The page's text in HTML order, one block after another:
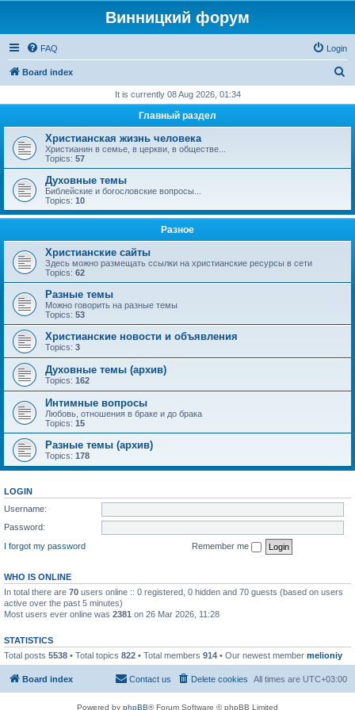
Винницкий форум
FAQ Login
Board index
r
h
It is currently 08 Aug 2026, 01:34
Главный раздел
Христианская жизнь человека
Христианин в семье, в церкви, в обществе...
Topics: 57
Духовные темы
Библейские и богословские вопросы...
Topics: 10
Разное
Христианские сайты
Здесь можно размещать ссылки на христианские ресурсы в сети
Topics: 62
Разные темы
Можно говорить на разные темы
Topics: 53
Христианские новости и объявления
Topics: 3
Духовные темы (архив)
Topics: 162
Интимные вопросы
Любовь, отношения в браке и до брака
Topics: 15
Разные темы (архив)
Topics: 178
LOGIN
Username:
Password:
I forgot my password
Remember me
WHO IS ONLINE
In total there are 70 users online :: 0 registered, 0 hidden and 70 guests (based on users
active over the past 5 minutes)
Most users ever online was 2381 on 26 Mar 2026, 11:28
STATISTICS
Total posts 5538 • Total topics 822 • Total members 914 • Our newest member melioniy
Board index All times are UTC+03:00
Delete cookies
Contact us
Powered by phpBB® Forum Software © phpBB Limited